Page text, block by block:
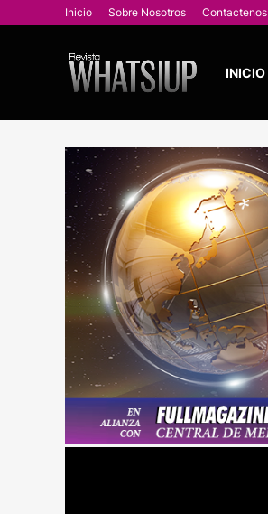
Inicio Sobre Nosotros Contactenos
INICIO